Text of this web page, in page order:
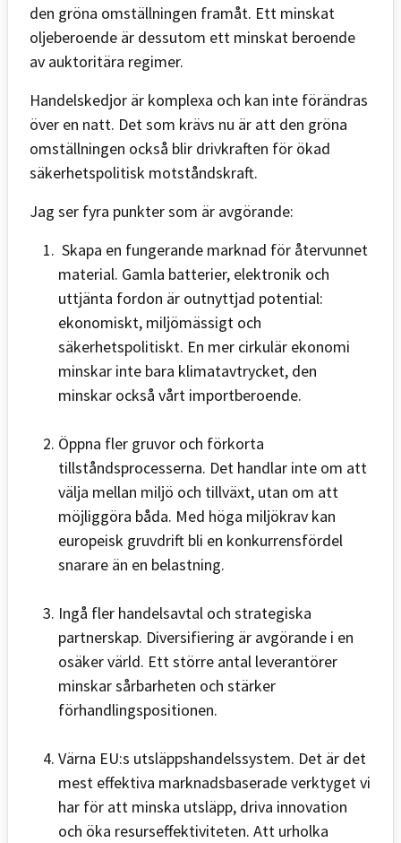
den gröna omställningen framåt. Ett minskat
oljeberoende är dessutom ett minskat beroende
av auktoritära regimer.
Handelskedjor är komplexa och kan inte förändras
över en natt. Det som krävs nu är att den gröna
omställningen också blir drivkraften för ökad
säkerhetspolitisk motståndskraft.
Jag ser fyra punkter som är avgörande:
Skapa en fungerande marknad för återvunnet
material. Gamla batterier, elektronik och
uttjänta fordon är outnyttjad potential:
ekonomiskt, miljömässigt och
säkerhetspolitiskt. En mer cirkulär ekonomi
minskar inte bara klimatavtrycket, den
minskar också vårt importberoende.
Öppna fler gruvor och förkorta
tillståndsprocesserna. Det handlar inte om att
välja mellan miljö och tillväxt, utan om att
möjliggöra båda. Med höga miljökrav kan
europeisk gruvdrift bli en konkurrensfördel
snarare än en belastning.
Ingå fler handelsavtal och strategiska
partnerskap. Diversifiering är avgörande i en
osäker värld. Ett större antal leverantörer
minskar sårbarheten och stärker
förhandlingspositionen.
Värna EU:s utsläppshandelssystem. Det är det
mest effektiva marknadsbaserade verktyget vi
har för att minska utsläpp, driva innovation
och öka resurseffektiviteten. Att urholka